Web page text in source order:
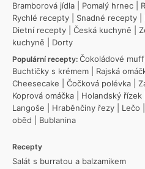
Bramborová jídla
Pomalý hrnec
Rychlé recepty
Snadné recepty
Dietní recepty
Česká kuchyně
kuchyně
Dorty
Populární recepty: Čokoládové
Buchtičky s krémem
Rajská
Cheesecake
Čočková polévka
Koprová omáčka
Holandský řízek
Langoše
Hraběnčiny řezy Lečo
oběd
Bublanina
Recepty
Salát s burratou a balzamikem